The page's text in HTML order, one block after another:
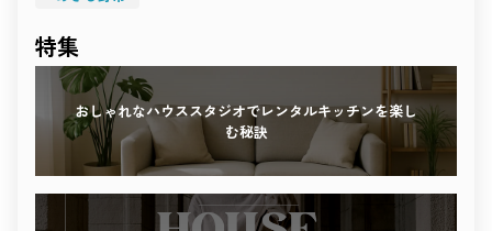
その空気の中で、光と影のあいだに新しい表現を見つけてくだ
Recosta Studio
あなたの「撮る理由」に寄り添う場所です。
光が語り、素材が響き、心が動く――
感性を刺激する撮影体験を、ぜひこの街で。
特集
おしゃれなハウススタジオでレンタルキッチンを楽し
む秘訣